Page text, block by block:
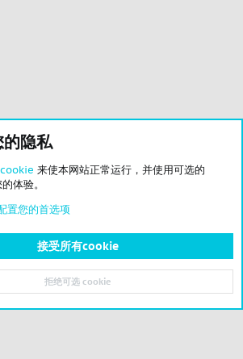
顶部 底部
隐私
cookie 来使本网站正常运行，并使用可选的
体验。
置您的首选项
接受所有cookie
拒绝可选 cookie